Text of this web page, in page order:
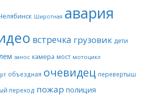
Широтная авария
встречка грузовик дети
занос камера мост мотоцикл
объездная очевидец перевертыш
переход пожар полиция